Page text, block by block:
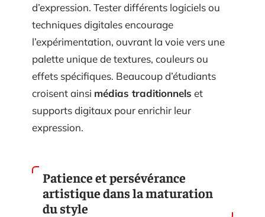
d’expression. Tester différents logiciels ou
techniques digitales encourage
l’expérimentation, ouvrant la voie vers une
palette unique de textures, couleurs ou
effets spécifiques. Beaucoup d’étudiants
croisent ainsi médias traditionnels et
supports digitaux pour enrichir leur
expression.
Patience et persévérance
artistique dans la maturation
du style